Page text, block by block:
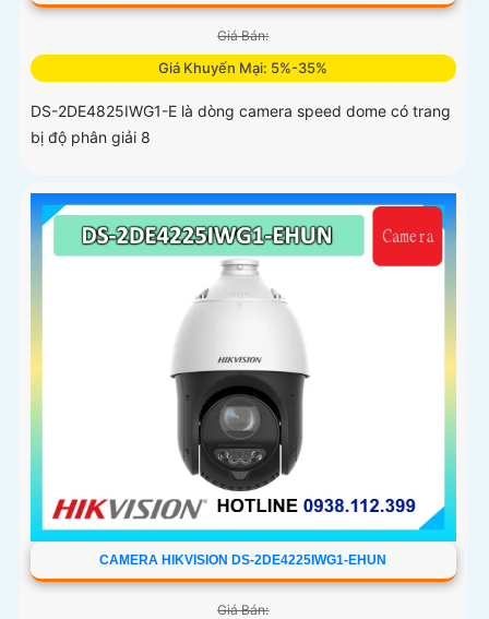
Giá Bán:
Giá Khuyến Mại: 5%-35%
DS-2DE4825IWG1-E là dòng camera speed dome có trang
bị độ phân giải 8
CAMERA HIKVISION DS-2DE4225IWG1-EHUN
Giá Bán: